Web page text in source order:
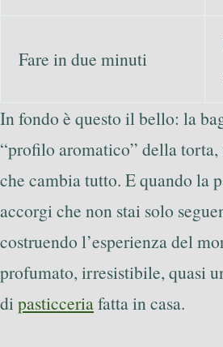
Fare in due minuti
In fondo è questo il bello: la
“profilo aromatico” della torta,
che cambia tutto. E quando la
accorgi che non stai solo
costruendo l’esperienza del
profumato, irresistibile, quasi
dipasticceriafatta in casa.